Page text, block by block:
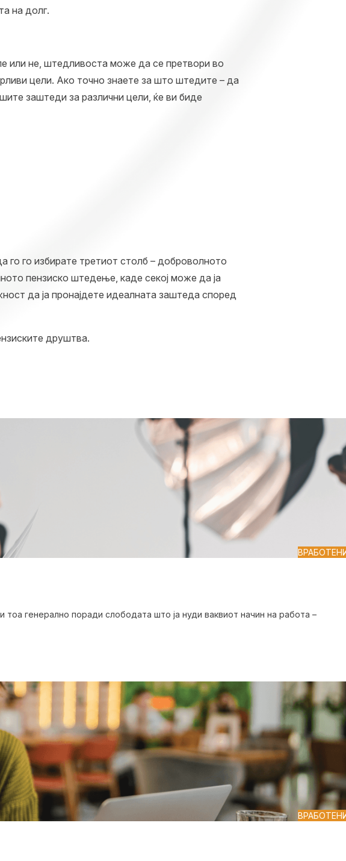
на долг.
или не, штедливоста може да се претвори во
цели. Ако точно знаете за што штедите – да
заштеди за различни цели, ќе ви биде
го избирате третиот столб – доброволното
пензиско штедење, каде секој може да ја
да ја пронајдете идеалната заштеда според
друштва.
генерално поради слободата што ја нуди ваквиот начин на работа –